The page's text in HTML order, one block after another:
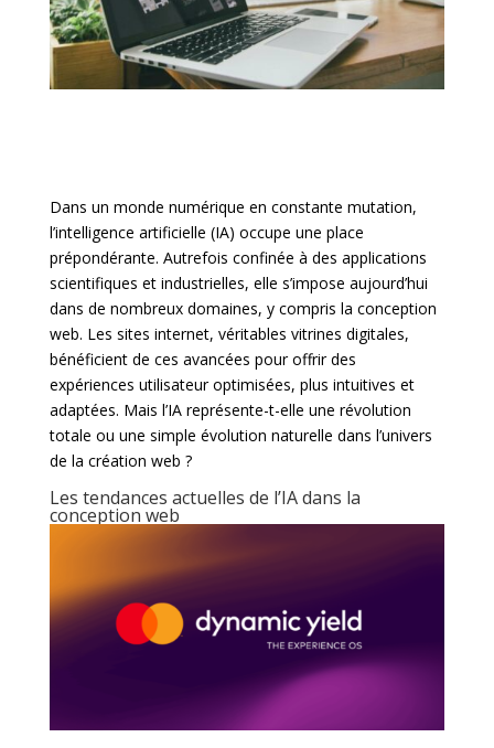
Dans un monde numérique en constante mutation,
l’intelligence artificielle (IA) occupe une place
prépondérante. Autrefois confinée à des applications
scientifiques et industrielles, elle s’impose aujourd’hui
dans de nombreux domaines, y compris la conception
web. Les sites internet, véritables vitrines digitales,
bénéficient de ces avancées pour offrir des
expériences utilisateur optimisées, plus intuitives et
adaptées. Mais l’IA représente-t-elle une révolution
totale ou une simple évolution naturelle dans l’univers
de la création web ?
Les tendances actuelles de l’IA dans la
conception web